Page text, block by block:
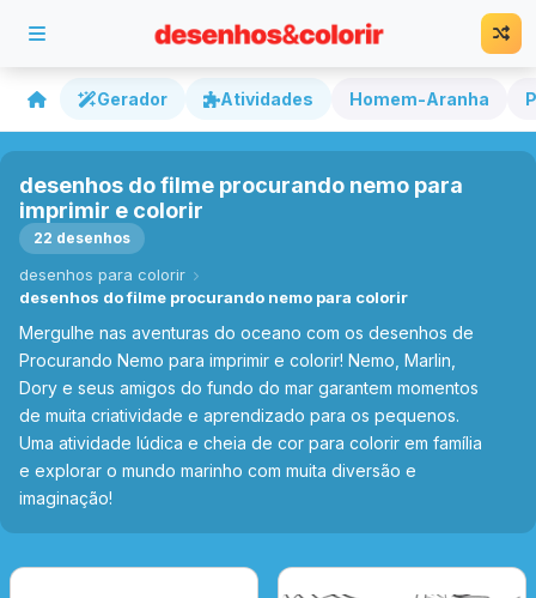
Gerador Atividades Homem-Aranha
desenhos do filme procurando nemo para
imprimir e colorir
22 desenhos
desenhos para colorir
desenhos do filme procurando nemo para colorir
Mergulhe nas aventuras do oceano com os desenhos de
Procurando Nemo para imprimir e colorir! Nemo, Marlin,
Dory e seus amigos do fundo do mar garantem momentos
de muita criatividade e aprendizado para os pequenos.
Uma atividade lúdica e cheia de cor para colorir em família
e explorar o mundo marinho com muita diversão e
imaginação!